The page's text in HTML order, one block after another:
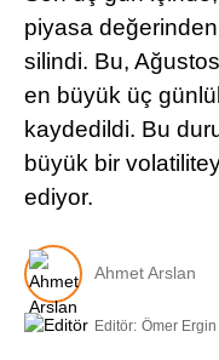
piyasa
silindi. Bu,
en büyük üç
kaydedildi. Bu
büyük bir
ediyor.
Ahmet Arslan
Editör: Ömer Ergin